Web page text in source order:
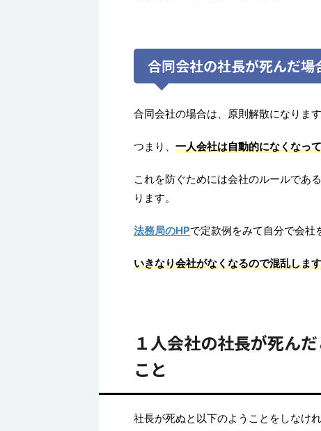
合同会社の社長が死んだ場
合同会社の場合は、原則解散になります
つまり、 一人会社は自動的になくなっ
これを防ぐためには会社のルールであ
ります。
法務局のHPで定款例をみて自分で会社
いきなり会社がなくなるので混乱しま
１人会社の社長が死ん
こと
社長が死ぬと以下のようことをしなけれ